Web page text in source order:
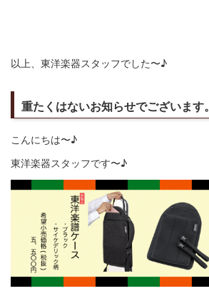
以上、東洋楽器スタッフでした〜♪
重たくはないお知らせでございます。
こんにちは〜♪
東洋楽器スタッフです〜♪